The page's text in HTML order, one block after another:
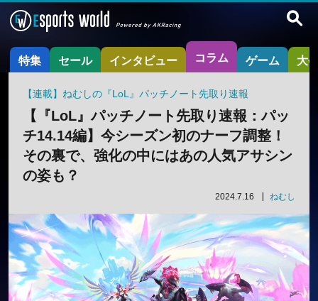
特集 セール インタビュー コラム ゲーム 大
【連載】ねむしの『LoL』パッチノート先取り速報
【『LoL』パッチノート先取り速報：パッ
チ14.14編】今シーズン初のナーフ調整！
その裏で、強化の中にはあの人気アサシン
の姿も？
2024.7.16 ねむし